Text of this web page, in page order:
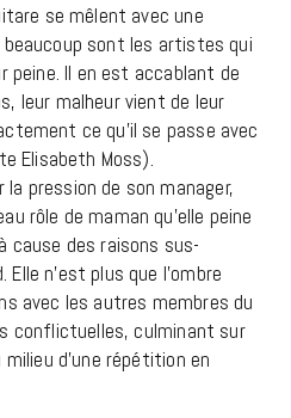
se mêlent avec une
sont les artistes qui
peine. Il en est accablant de
leur malheur vient de leur
ce qu’il se passe avec
Elisabeth Moss).
pression de son manager,
rôle de maman qu’elle peine
cause des raisons sus-
n’est plus que l’ombre
avec les autres membres du
conflictuelles, culminant sur
d’une répétition en